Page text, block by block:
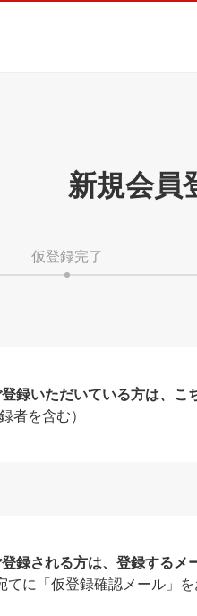
新規会員
仮登録完了
録いただいている方は、こ
者を含む）
録される方は、登録するメ
てに「仮登録確認メール」